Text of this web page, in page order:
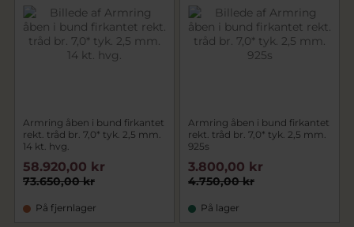
Armring åben i bund firkantet
rekt. tråd br. 7,0* tyk. 2,5 mm.
14 kt. hvg.
73.650,00 kr
58.920,00 kr
På fjernlager
Armring åben i bund firkantet
rekt. tråd br. 7,0* tyk. 2,5 mm.
925s
4.750,00 kr
3.800,00 kr
På lager